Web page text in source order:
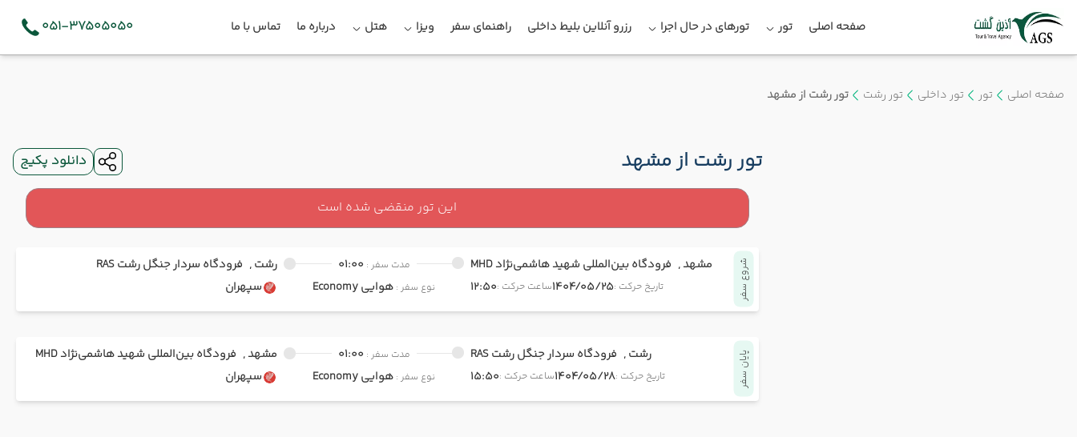
صفحه اصلی تور تورهای در حال اجرا رزرو آنلاین بلیط داخلی راهنمای سفر ویزا هتل درباره ما تماس با ما 051-37505050
صفحه اصلی تور تور داخلی تور رشت تور رشت از مشهد
تور رشت از مشهد دانلود پکیج
این تور منقضی شده است
شروع سفر مشهد , فرودگاه بین‌المللی شهید هاشمی‌نژاد MHD
تاریخ حرکت :1404/05/25ساعت حرکت :12:50
مدت سفر : 01:00
نوع سفر : هوایی
رشت , فرودگاه سردار جنگل رشت RAS
سپهران
پایان سفر رشت , فرودگاه سردار جنگل رشت RAS
تاریخ حرکت :1404/05/28ساعت حرکت :15:50
مدت سفر : 01:00
نوع سفر : هوایی
مشهد , فرودگاه بین‌المللی شهید هاشمی‌نژاد MHD
سپهران